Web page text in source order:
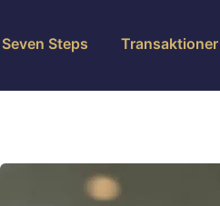
Seven Steps Transaktioner